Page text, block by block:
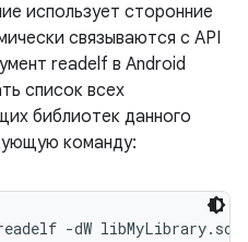
использует сторонние
связываются с API
readelf в Android
список всех
библиотек данного
команду: